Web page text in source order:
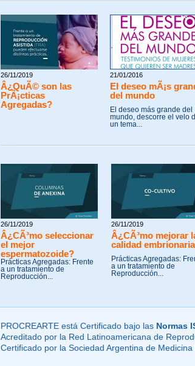
26/11/2019
Â¿QuÃ© son las
PrÃ¡cticas
Agregadas?
21/01/2016
El deseo mÃ¡s
del mundo
El deseo más grande del
mundo, descorre el velo
un tema...
26/11/2019
Â¿CÃ³mo seleccionar
el mejor
espermatozoide?
Prácticas Agregadas: Frente
a un tratamiento de
Reproducción...
26/11/2019
Â¿CÃ³mo mejorar
calidad
Prácticas Agregadas:
a un tratamiento de
Reproducción...
PROCREARTE está Certificado bajo las Normas
Acreditado por la Red Latinoamericana de
Certificado por la Sociedad Argentina de Medicina